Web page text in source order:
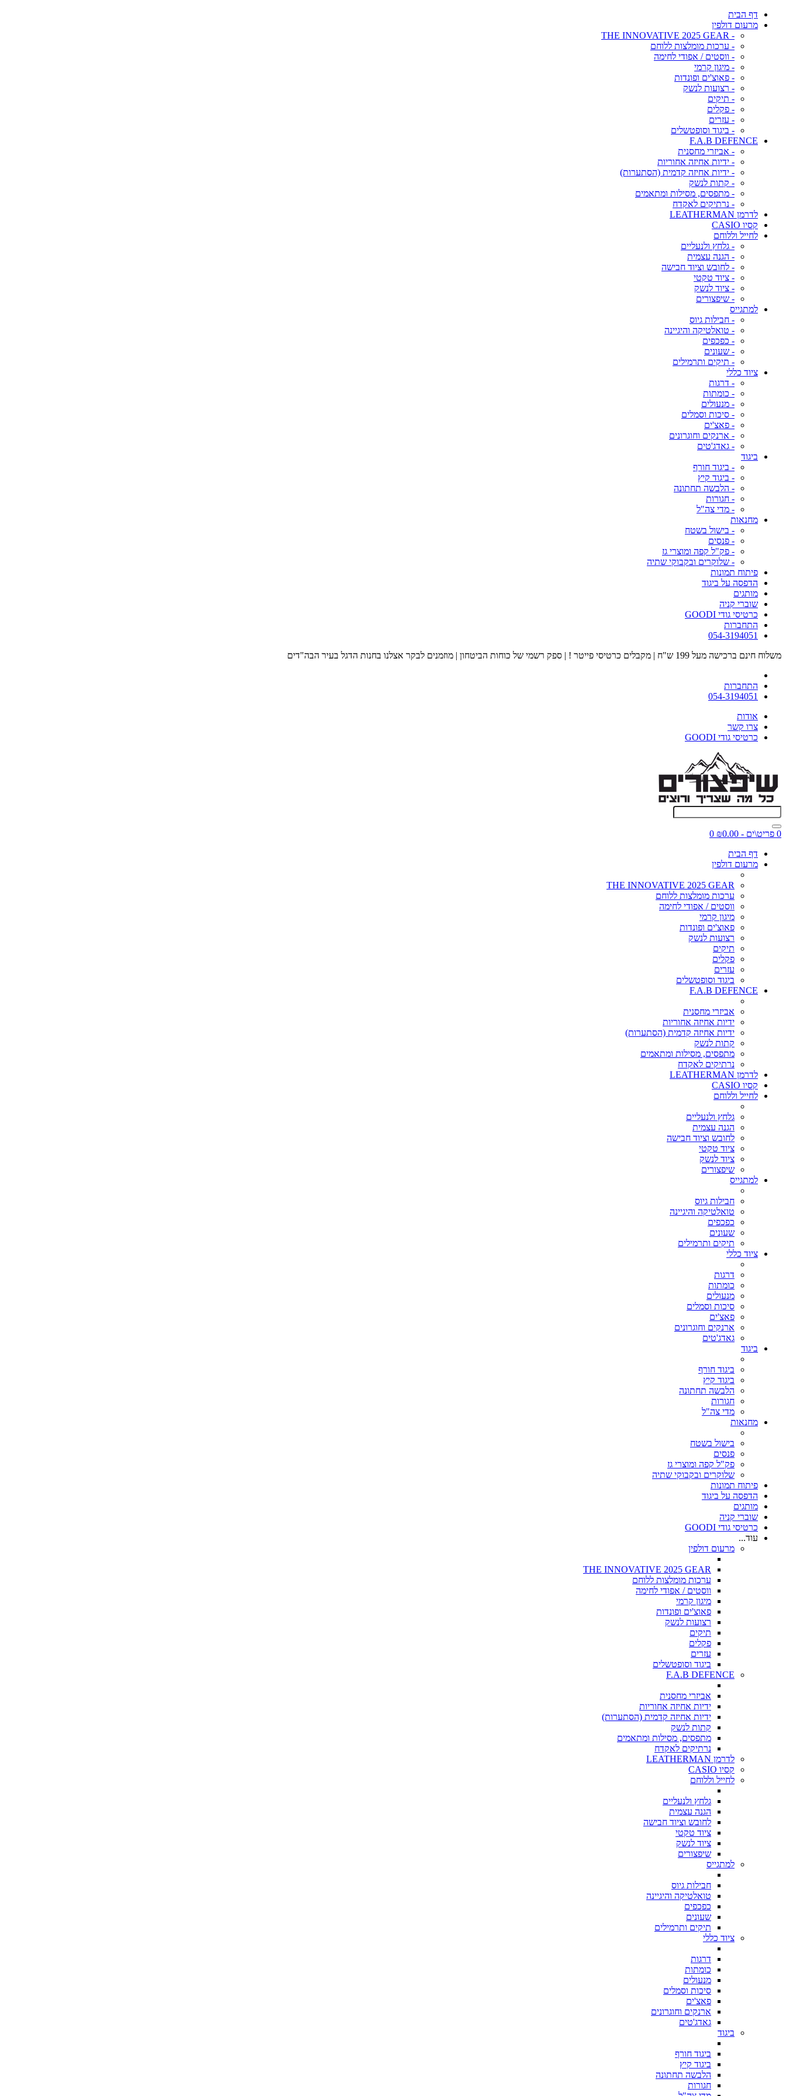
דף הבית
מרעום דולפין
- THE INNOVATIVE 2025 GEAR
- ערכות מומלצות ללוחם
- ווסטים / אפודי לחימה
- מיגון קרמי
- פאוצ'ים ופונדות
- רצועות לנשק
- תיקים
- פקלים
- עזרים
- ביגוד וסופטשלים
F.A.B DEFENCE
- אביזרי מחסנית
- ידיות אחיזה אחוריות
- ידיות אחיזה קדמית (הסתערות)
- קתות לנשק
- מתפסים, מסילות ומתאמים
- נרתיקים לאקדח
לדרמן LEATHERMAN
קסיו CASIO
לחייל וללוחם
- גלחץ ולנעליים
- הגנה עצמית
- לחובש וציוד חבישה
- ציוד טקטי
- ציוד לנשק
- שיפצורים
למתגייס
- חבילות גיוס
- טואלטיקה והיגיינה
- כפכפים
- שעונים
- תיקים ותרמילים
ציוד כללי
- דרגות
- כומתות
- מנעולים
- סיכות וסמלים
- פאצ'ים
- ארנקים וחוגרונים
- גאדג'טים
ביגוד
- ביגוד חורף
- ביגוד קיץ
- הלבשה תחתונה
- חגורות
- מדי צה"ל
מחנאות
- בישול בשטח
- פנסים
- פק"ל קפה ומוצרי גז
- שלוקרים ובקבוקי שתיה
פיתוח תמונות
הדפסה על ביגוד
מותגים
שוברי קניה
כרטיסי גודי GOODI
התחברות
054-3194051
משלוח חינם ברכישה מעל 199 ש"ח | מקבלים כרטיסי פייטר ! | ספק רשמי של כוחות הביטחון | מוזמנים לבקר אצלנו בחנות הדגל בעיר הבה"דים
התחברות
054-3194051
אודות
צרו קשר
כרטיסי גודי GOODI
0 פריט\ים - ₪0.00
0
דף הבית
מרעום דולפין
THE INNOVATIVE 2025 GEAR
ערכות מומלצות ללוחם
ווסטים / אפודי לחימה
מיגון קרמי
פאוצ'ים ופונדות
רצועות לנשק
תיקים
פקלים
עזרים
ביגוד וסופטשלים
F.A.B DEFENCE
אביזרי מחסנית
ידיות אחיזה אחוריות
ידיות אחיזה קדמית (הסתערות)
קתות לנשק
מתפסים, מסילות ומתאמים
נרתיקים לאקדח
לדרמן LEATHERMAN
קסיו CASIO
לחייל וללוחם
גלחץ ולנעליים
הגנה עצמית
לחובש וציוד חבישה
ציוד טקטי
ציוד לנשק
שיפצורים
למתגייס
חבילות גיוס
טואלטיקה והיגיינה
כפכפים
שעונים
תיקים ותרמילים
ציוד כללי
דרגות
כומתות
מנעולים
סיכות וסמלים
פאצ'ים
ארנקים וחוגרונים
גאדג'טים
ביגוד
ביגוד חורף
ביגוד קיץ
הלבשה תחתונה
חגורות
מדי צה"ל
מחנאות
בישול בשטח
פנסים
פק"ל קפה ומוצרי גז
שלוקרים ובקבוקי שתיה
פיתוח תמונות
הדפסה על ביגוד
מותגים
שוברי קניה
כרטיסי גודי GOODI
עוד...
מרעום דולפין
THE INNOVATIVE 2025 GEAR
ערכות מומלצות ללוחם
ווסטים / אפודי לחימה
מיגון קרמי
פאוצ'ים ופונדות
רצועות לנשק
תיקים
פקלים
עזרים
ביגוד וסופטשלים
F.A.B DEFENCE
אביזרי מחסנית
ידיות אחיזה אחוריות
ידיות אחיזה קדמית (הסתערות)
קתות לנשק
מתפסים, מסילות ומתאמים
נרתיקים לאקדח
לדרמן LEATHERMAN
קסיו CASIO
לחייל וללוחם
גלחץ ולנעליים
הגנה עצמית
לחובש וציוד חבישה
ציוד טקטי
ציוד לנשק
שיפצורים
למתגייס
חבילות גיוס
טואלטיקה והיגיינה
כפכפים
שעונים
תיקים ותרמילים
ציוד כללי
דרגות
כומתות
מנעולים
סיכות וסמלים
פאצ'ים
ארנקים וחוגרונים
גאדג'טים
ביגוד
ביגוד חורף
ביגוד קיץ
הלבשה תחתונה
חגורות